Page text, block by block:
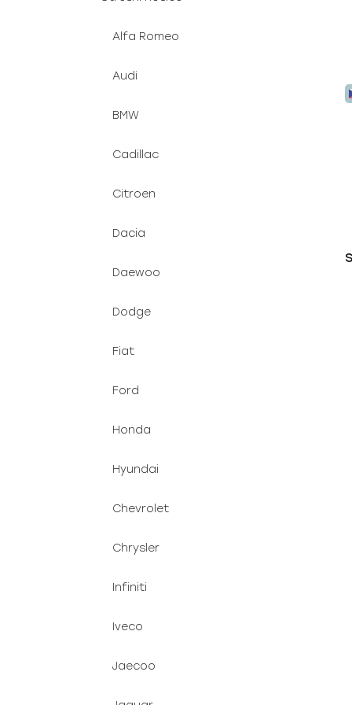
Alfa Romeo
Audi
BMW
Cadillac
Citroen
Dacia
Daewoo
Dodge
Fiat
Ford
Honda
Hyundai
Chevrolet
Chrysler
Infiniti
Iveco
Jaecoo